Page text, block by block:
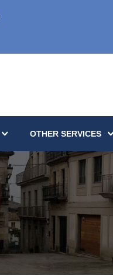
OTHER SERVICES